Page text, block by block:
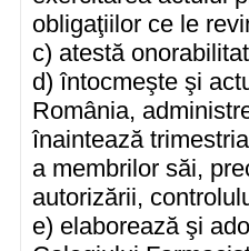
obligaţiilor ce le
c) atestă
d) întocmeşte şi
România,
înaintează
a membrilor săi,
autorizării,
e) elaborează şi